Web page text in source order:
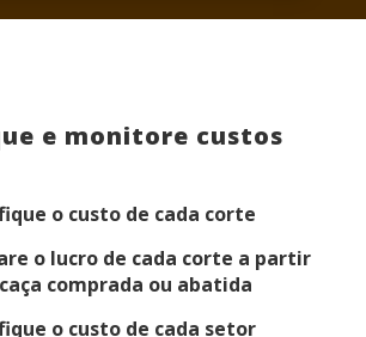
e monitore custos
o custo de cada corte
o lucro de cada corte a partir
comprada ou abatida
o custo de cada setor